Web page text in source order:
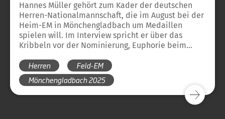
Hannes Müller gehört zum Kader der deutschen
Herren-Nationalmannschaft, die im August bei der
Heim-EM in Mönchengladbach um Medaillen
spielen will. Im Interview spricht er über das
Kribbeln vor der Nominierung, Euphorie beim
HONAMAS.
Herren
Feld-EM
Mönchengladbach 2025